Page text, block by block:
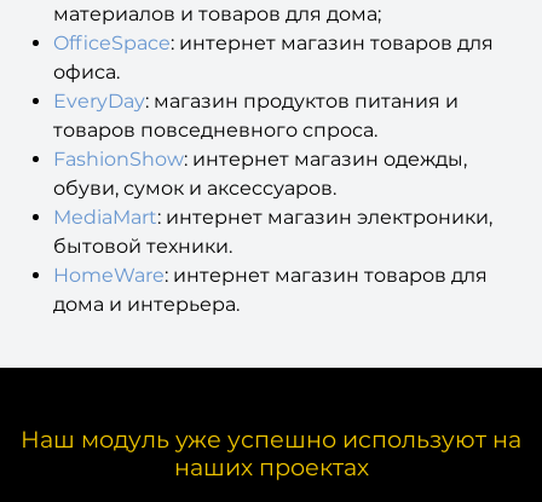
материалов и товаров для дома;
OfficeSpace: интернет магазин товаров для
офиса.
EveryDay: магазин продуктов питания и
товаров повседневного спроса.
FashionShow: интернет магазин одежды,
обуви, сумок и аксессуаров.
MediaMart: интернет магазин электроники,
бытовой техники.
HomeWare: интернет магазин товаров для
дома и интерьера.
Наш модуль уже успешно используют на
наших проектах